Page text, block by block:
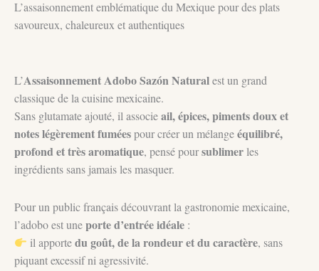
L’assaisonnement emblématique du Mexique pour des plats
savoureux, chaleureux et authentiques
L’Assaisonnement Adobo Sazón Naturalest un grand
classique de la cuisine mexicaine.
Sans glutamate ajouté, il associeail, épices, piments doux et
notes légèrement fuméespour créer un mélangeéquilibré,
profond et très aromatique, pensé poursublimerles
ingrédients sans jamais les masquer.
Pour un public français découvrant la gastronomie mexicaine,
l’adobo est uneporte d’entrée idéale :
il apportedu goût, de la rondeur et du caractère, sans
piquant excessif ni agressivité.